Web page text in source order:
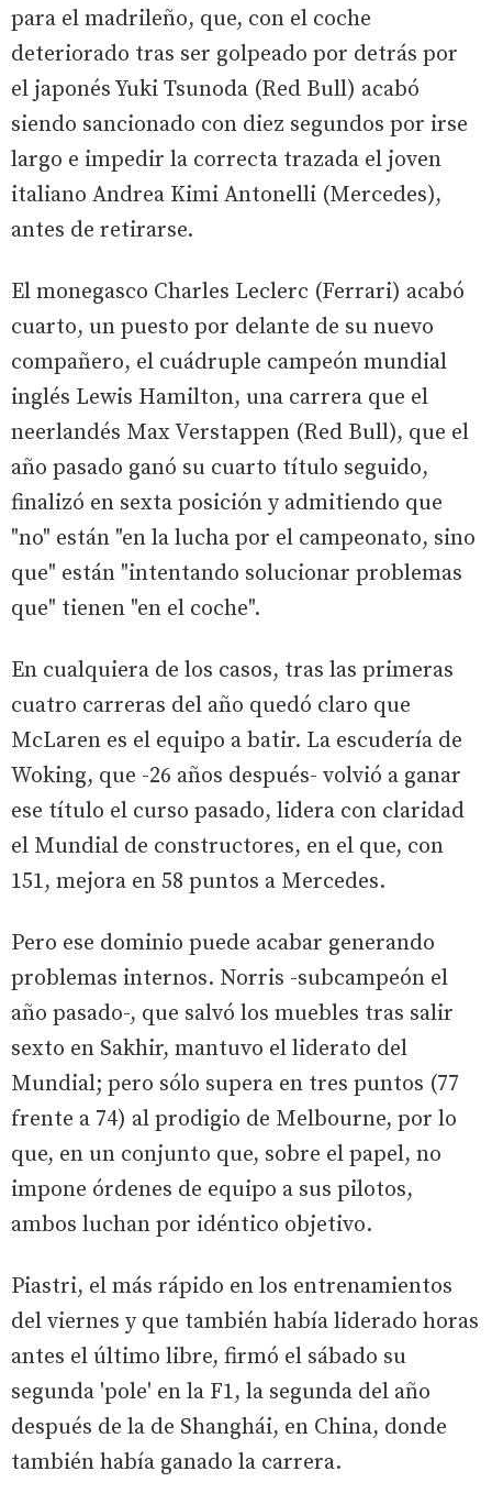
para el madrileño, que, con el coche
deteriorado tras ser golpeado por detrás por
el japonés Yuki Tsunoda (Red Bull) acabó
siendo sancionado con diez segundos por irse
largo e impedir la correcta trazada el joven
italiano Andrea Kimi Antonelli (Mercedes),
antes de retirarse.
El monegasco Charles Leclerc (Ferrari) acabó
cuarto, un puesto por delante de su nuevo
compañero, el cuádruple campeón mundial
inglés Lewis Hamilton, una carrera que el
neerlandés Max Verstappen (Red Bull), que el
año pasado ganó su cuarto título seguido,
finalizó en sexta posición y admitiendo que
"no" están "en la lucha por el campeonato, sino
que" están "intentando solucionar problemas
que" tienen "en el coche".
En cualquiera de los casos, tras las primeras
cuatro carreras del año quedó claro que
McLaren es el equipo a batir. La escudería de
Woking, que -26 años después- volvió a ganar
ese título el curso pasado, lidera con claridad
el Mundial de constructores, en el que, con
151, mejora en 58 puntos a Mercedes.
Pero ese dominio puede acabar generando
problemas internos. Norris -subcampeón el
año pasado-, que salvó los muebles tras salir
sexto en Sakhir, mantuvo el liderato del
Mundial; pero sólo supera en tres puntos (77
frente a 74) al prodigio de Melbourne, por lo
que, en un conjunto que, sobre el papel, no
impone órdenes de equipo a sus pilotos,
ambos luchan por idéntico objetivo.
Piastri, el más rápido en los entrenamientos
del viernes y que también había liderado horas
antes el último libre, firmó el sábado su
segunda 'pole' en la F1, la segunda del año
después de la de Shanghái, en China, donde
también había ganado la carrera.